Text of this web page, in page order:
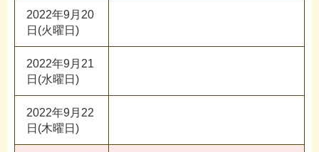
2022年9月20
日(火曜日)
2022年9月21
日(水曜日)
2022年9月22
日(木曜日)